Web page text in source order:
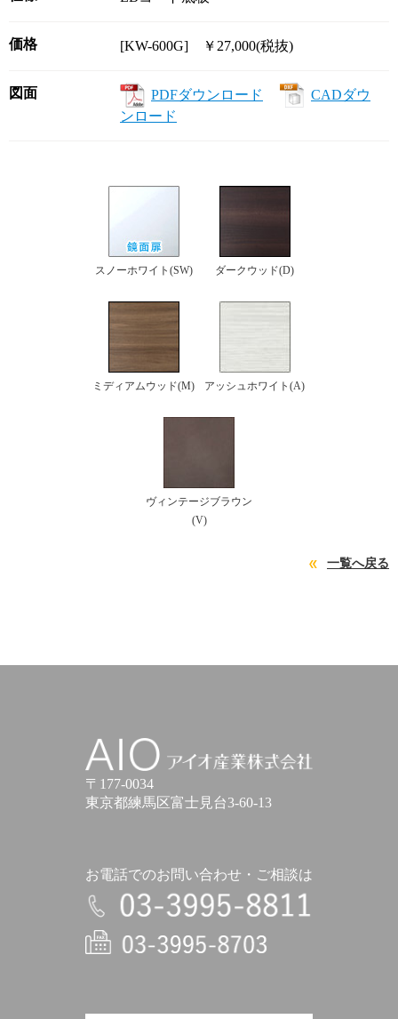
価格 [KW-600G] ￥27,000(税抜)
図面 PDFダウンロード
CADダウ
ンロード
スノーホワイト(SW) ダークウッド(D)
ミディアムウッド(M) アッシュホワイト(A)
ヴィンテージブラウン
(V)
一覧へ戻る
アイオ産業株式会社
〒177-0034
東京都練馬区富士見台3-60-13
お電話でのお問い合わせ・ご相談は
電話